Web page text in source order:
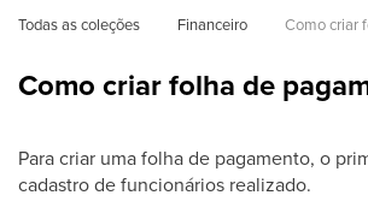
Todas as coleções Financeiro Como criar
Como criar folha de
Para criar uma folha de pagamento, o
cadastro de funcionários realizado.